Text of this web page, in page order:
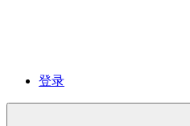
登录